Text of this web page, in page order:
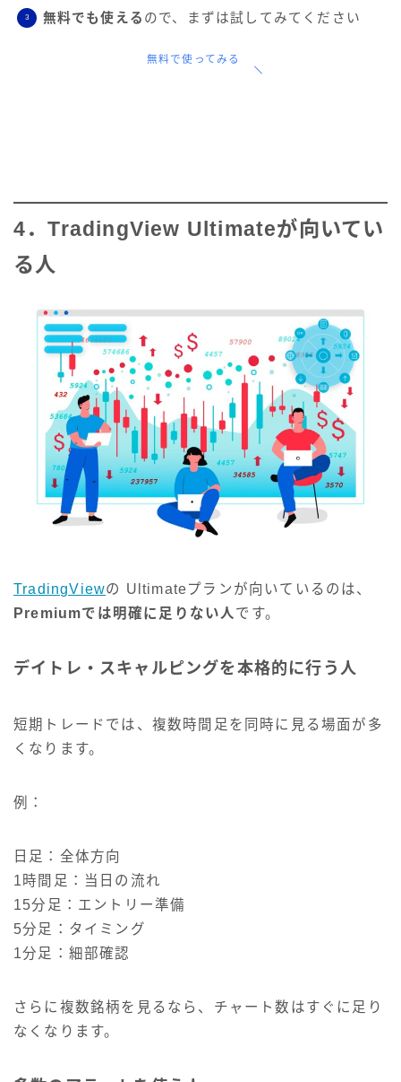
無料でも使える ので、まずは試してみてください
無料で使ってみる
4．TradingView Ultimateが向いてい
る人
TradingViewの Ultimateプランが向いているのは、
Premiumでは明確に足りない人 です。
デイトレ・スキャルピングを本格的に行う人
短期トレードでは、複数時間足を同時に見る場面が多
くなります。
例：
日足：全体方向
1時間足：当日の流れ
15分足：エントリー準備
5分足：タイミング
1分足：細部確認
さらに複数銘柄を見るなら、チャート数はすぐに足り
なくなります。